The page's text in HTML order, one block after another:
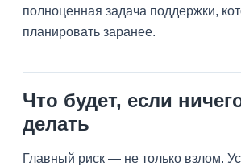
полноценная задача поддержки,
планировать заранее.
Что будет, если
делать
Главный риск — не только взлом.